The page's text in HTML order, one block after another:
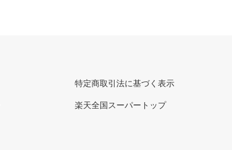
特定商取引法に基づく表示
楽天全国スーパートップ